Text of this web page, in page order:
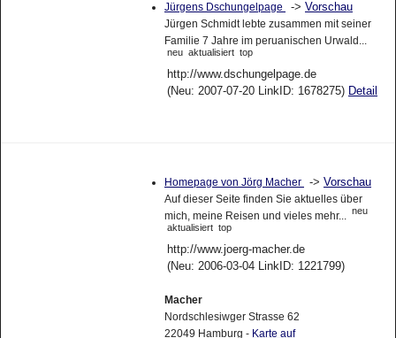
Jürgens Dschungelpage -> Vorschau
Jürgen Schmidt lebte zusammen mit seiner
Familie 7 Jahre im peruanischen Urwald...
neu aktualisiert top
http://www.dschungelpage.de
(Neu: 2007-07-20 LinkID: 1678275) Detail
Homepage von Jörg Macher -> Vorschau
Auf dieser Seite finden Sie aktuelles über
mich, meine Reisen und vieles mehr...
neu
aktualisiert top
http://www.joerg-macher.de
(Neu: 2006-03-04 LinkID: 1221799)
Macher
Nordschlesiwger Strasse 62
22049 Hamburg - Karte auf